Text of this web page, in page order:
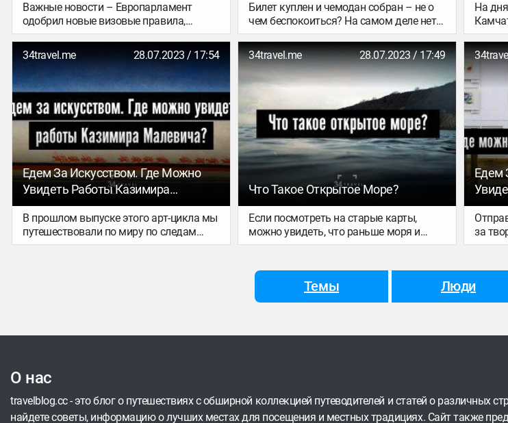
Важные новости – Европарламент
одобрил новые визовые правила,
которые касаются всех, кому для
въезда в ЕС нужна шенгенская виза.
Разбираемся, что же там за важные
изменения и как они затронут нас с
тобой.
Билет куплен и чемодан собран – не о
чем беспокоиться? На самом деле нет.
Даже с купленным билетом тебе может
не хватить места в самолете.
Рассказываем, почему это может
произойти и что делать в таком случае.
На
34travel.me 28.07.2023 / 17:54
Едем За Искусством. Где Можно
Увидеть Работы Казимира
Малевича?
В прошлом выпуске этого арт-цикла мы
путешествовали по миру по следам
Марка Шагала. Теперь отправляемся
34travel.me 28.07.2023 / 17:49
Что Такое Открытое Море?
Если посмотреть на старые карты,
можно увидеть, что раньше моря и
океаны были поделены между
Державы, которые первыми начали
осваивать океан, присваивали себе его
части: например, морские просторы
реализовывают в современном мире.
Едем
за
Темы Люди
О нас
travelblog.cc - это блог о путешествиях с обширной коллекцией путеводителей и статей о различных
найдете советы, информацию о лучших местах для посещения и местных традициях. Сайт также